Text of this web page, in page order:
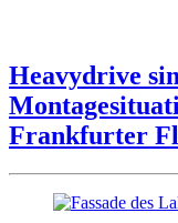
Heavydrive
Frankfurter